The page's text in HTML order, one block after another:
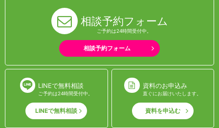
相談予約フォーム
ご予約は24時間受付中。
相談予約フォーム
LINEで無料相談
ご予約は24時間受付中。
LINEで無料相談
資料のお申込み
直ぐにお届けいたします。
資料を申込む